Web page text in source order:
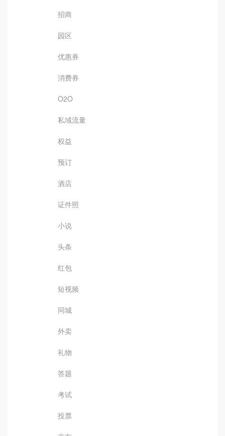
招商
园区
优惠券
消费券
O2O
私域流量
权益
预订
酒店
证件照
小说
头条
红包
短视频
同城
外卖
礼物
答题
考试
投票